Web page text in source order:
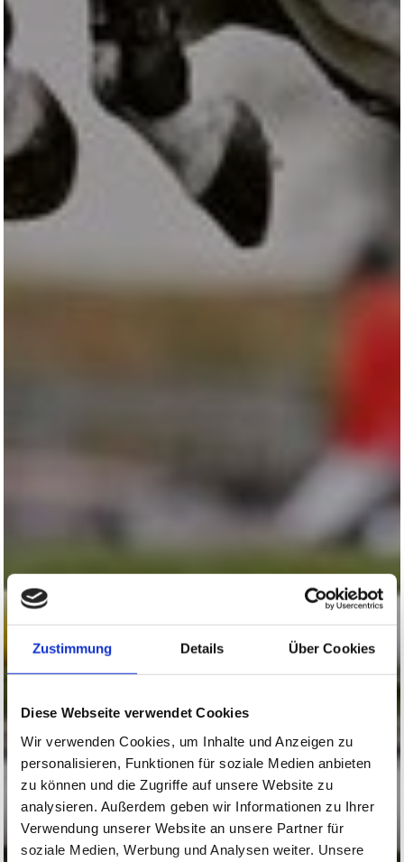
Zustimmung Details Über Cookies
Diese Webseite verwendet Cookies
Wir verwenden Cookies, um Inhalte und Anzeigen zu
personalisieren, Funktionen für soziale Medien anbieten
zu können und die Zugriffe auf unsere Website zu
analysieren. Außerdem geben wir Informationen zu Ihrer
Verwendung unserer Website an unsere Partner für
soziale Medien, Werbung und Analysen weiter. Unsere